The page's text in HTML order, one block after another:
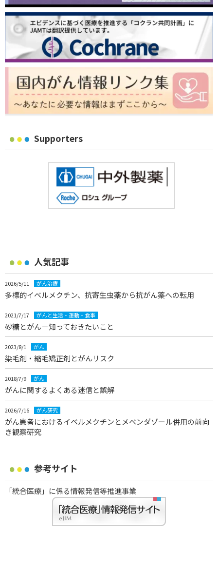
Supporters
人気記事
2026/5/11 がん治療
多標的イベルメクチン、抗寄生虫薬から抗がん薬への転用
2021/7/17 がんと生活・運動・食事
砂糖とがん－知っておきたいこと
2023/8/1 がん
染毛剤・縮毛矯正剤とがんリスク
2018/7/9 がん
がんに関するよくある迷信と誤解
2026/7/16 がん研究
がん患者におけるイベルメクチンとメベンダゾール併用の前向
き観察研究
参考サイト
「統合医療」に係る情報発信等推進事業